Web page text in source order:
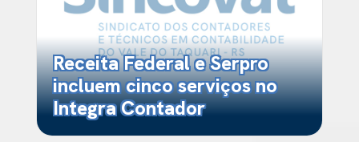
Receita Federal e Serpro
incluem cinco serviços no
Integra Contador